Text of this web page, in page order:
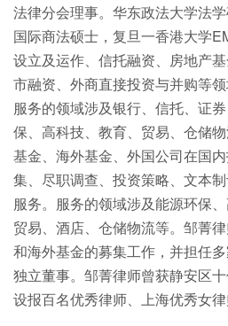
法律分会理事。华东政法大学法
国际商法硕士，复旦一香港大学
设立及运作、信托融资、房地产
市融资、外商直接投资与并购等领
服务的领域涉及银行、信托、证
保、高科技、教育、贸易、仓储
基金、海外基金、外国公司在国
集、尽职调查、投资策略、文本
服务。服务的领域涉及能源环保
贸易、酒店、仓储物流等。邹菁
和海外基金的募集工作，并担任
独立董事。邹菁律师曾获静安区
设报百名优秀律师、上海优秀女律